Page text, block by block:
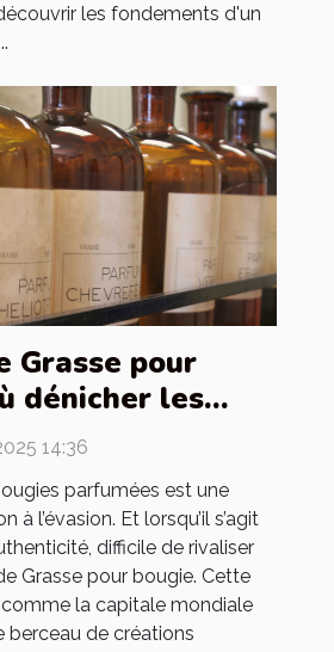
les fondements d'un
Grasse pour
dénicher les
14:36
parfumées est une
à l’évasion. Et lorsqu’il s’agit
difficile de rivaliser
Grasse pour bougie. Cette
la capitale mondiale
berceau de créations